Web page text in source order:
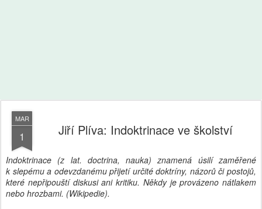
MAR
1 Jiří Plíva: Indoktrinace ve školství
Indoktrinace (z lat. doctrina, nauka) znamená úsilí zaměřené
k slepému a odevzdanému přijetí určité doktríny, názorů či postojů,
které nepřipouští diskusi ani kritiku. Někdy je provázeno nátlakem
nebo hrozbami. (Wikipedie).